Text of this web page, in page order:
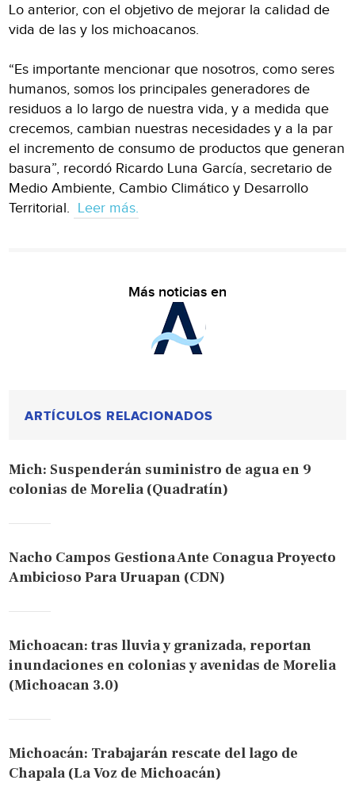
Lo anterior, con el objetivo de mejorar la calidad de
vida de las y los michoacanos.
“Es importante mencionar que nosotros, como seres
humanos, somos los principales generadores de
residuos a lo largo de nuestra vida, y a medida que
crecemos, cambian nuestras necesidades y a la par
el incremento de consumo de productos que generan
basura”, recordó Ricardo Luna García, secretario de
Medio Ambiente, Cambio Climático y Desarrollo
Territorial. Leer más.
Más noticias en
ARTÍCULOS RELACIONADOS
Mich: Suspenderán suministro de agua en 9
colonias de Morelia (Quadratín)
Nacho Campos Gestiona Ante Conagua Proyecto
Ambicioso Para Uruapan (CDN)
Michoacan: tras lluvia y granizada, reportan
inundaciones en colonias y avenidas de Morelia
(Michoacan 3.0)
Michoacán: Trabajarán rescate del lago de
Chapala (La Voz de Michoacán)